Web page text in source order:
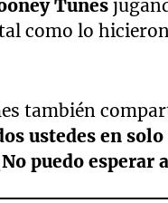
Tunes
como lo
también
ustedes en
puedo esperar